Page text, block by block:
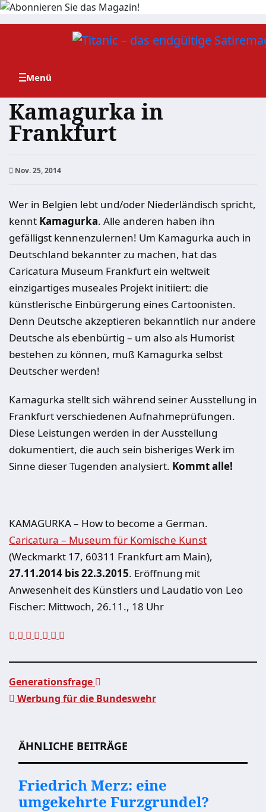
Zum
Kamagurka in
Frankfurt
Nov. 25, 2014
Wer in Belgien lebt und/oder Niederländisch spricht,
kennt Kamagurka. Alle anderen haben ihn
gefälligst kennenzulernen! Um Kamagurka auch in
Deutschland bekannter zu machen, hat das
Caricatura Museum Frankfurt ein weltweit
einzigartiges museales Projekt initiiert: die
künstlerische Einbürgerung eines Cartoonisten.
Denn Deutsche akzeptieren bekanntlich nur andere
Deutsche als ebenbürtig – um also als Humorist
bestehen zu können, muß Kamagurka selbst
Deutscher werden!
Kamagurka stellt sich während seiner Ausstellung in
Frankfurt verschiedenen Aufnahmeprüfungen.
Diese Leistungen werden in der Ausstellung
dokumentiert, die auch sein bisheriges Werk im
Sinne dieser Tugenden analysiert. Kommt alle!
KAMAGURKA – How to become a German.
Caricatura – Museum für Komische Kunst
(Weckmarkt 17, 60311 Frankfurt am Main),
27.11.2014 bis 22.3.2015. Eröffnung mit
Anwesenheit des Künstlers und Laudatio von Leo
Fischer: Mittwoch, 26.11., 18 Uhr
Generationsfrage
Werbung für die Bundeswehr
ÄHNLICHE BEITRÄGE
Friedrich Merz: eine
umgekehrte Furzgrundel?